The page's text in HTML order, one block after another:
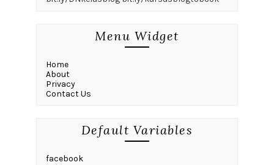
Menu Widget
Home
About
Privacy
Contact Us
Default Variables
facebook